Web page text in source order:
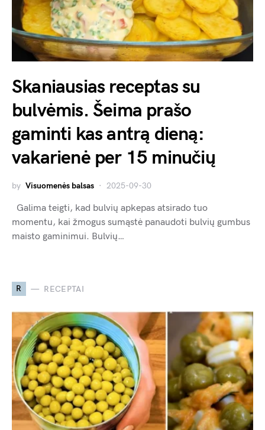
Skaniausias receptas su
bulvėmis. Šeima prašo
gaminti kas antrą dieną:
vakarienė per 15 minučių
by Visuomenės balsas 2025-09-30
Galima teigti, kad bulvių apkepas atsirado tuo
momentu, kai žmogus sumąstė panaudoti bulvių gumbus
maisto gaminimui. Bulvių…
R RECEPTAI